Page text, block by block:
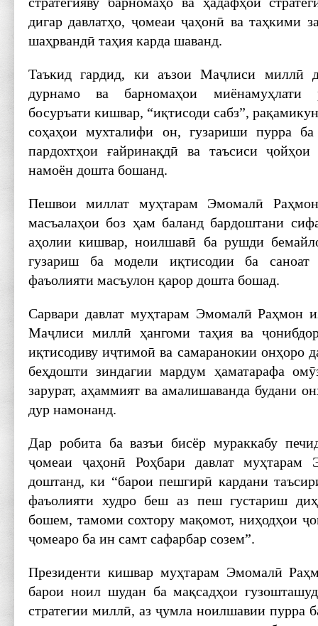
дигар давлатҳо, ҷомеаи ҷаҳонӣ ва таҳкими
шаҳрвандӣ таҳия карда шаванд.
Таъкид гардид, ки аъзои Маҷлиси миллӣ
дурнамо ва барномаҳои миёнамуҳлати
босуръати кишвар, “иқтисоди сабз”,
соҳаҳои мухталифи он, гузариши пурра ба
пардохтҳои ғайринақдӣ ва таъсиси
намоён дошта бошанд.
Пешвои миллат муҳтарам Эмомалӣ
масъалаҳои боз ҳам баланд бардоштани
аҳолии кишвар, ноилшавӣ ба рушди
гузариш ба модели иқтисодии ба саноат
фаъолияти масъулон қарор дошта бошад.
Сарвари давлат муҳтарам Эмомалӣ Раҳмон
Маҷлиси миллӣ ҳангоми таҳия ва
иқтисодиву иҷтимоӣ ва самаранокии онҳоро
беҳдошти зиндагии мардум ҳаматарафа
зарурат, аҳаммият ва амалишаванда будани
дур намонанд.
Дар робита ба вазъи бисёр мураккабу
ҷомеаи ҷаҳонӣ Роҳбари давлат муҳтарам
доштанд, ки “барои пешгирӣ кардани
фаъолияти худро беш аз пеш густариш
бошем, тамоми сохтору мақомот, ниҳодҳои
ҷомеаро ба ин самт сафарбар созем”.
Президенти кишвар муҳтарам Эмомалӣ
барои ноил шудан ба мақсадҳои
стратегии миллӣ, аз ҷумла ноилшавии пурра